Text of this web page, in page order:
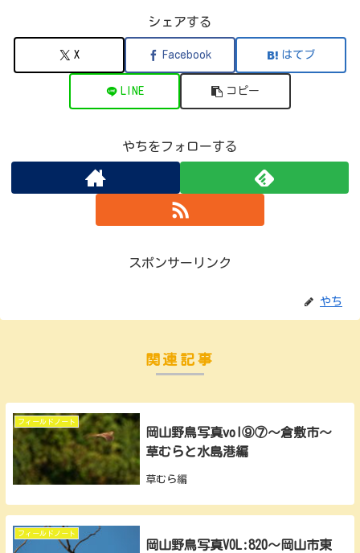
シェアする
X Facebook はてブ
LINE コピー
やちをフォローする
スポンサーリンク
やち
関連記事
フィールドノート
岡山野鳥写真vol⑨⑦～倉敷市～
草むらと水島港編
草むら編
フィールドノート
岡山野鳥写真VOL:820～岡山市東